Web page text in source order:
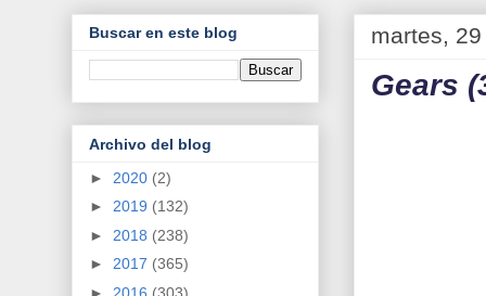
martes,
Gears
Buscar en este blog
Archivo del blog
► 2020 (2)
► 2019 (132)
► 2018 (238)
► 2017 (365)
► 2016 (303)